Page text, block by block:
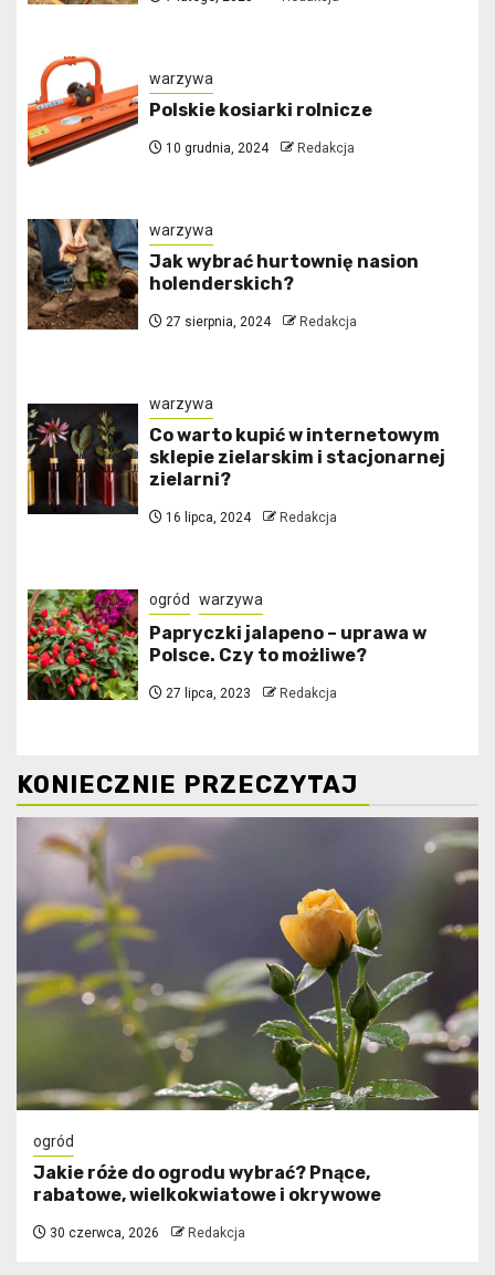
warzywa
Polskie kosiarki rolnicze
10 grudnia, 2024 Redakcja
warzywa
Jak wybrać hurtownię nasion
holenderskich?
27 sierpnia, 2024 Redakcja
warzywa
Co warto kupić w internetowym
sklepie zielarskim i stacjonarnej
zielarni?
16 lipca, 2024 Redakcja
ogród warzywa
Papryczki jalapeno – uprawa w
Polsce. Czy to możliwe?
27 lipca, 2023 Redakcja
KONIECZNIE PRZECZYTAJ
ogród
Jakie róże do ogrodu wybrać? Pnące,
rabatowe, wielkokwiatowe i okrywowe
30 czerwca, 2026 Redakcja